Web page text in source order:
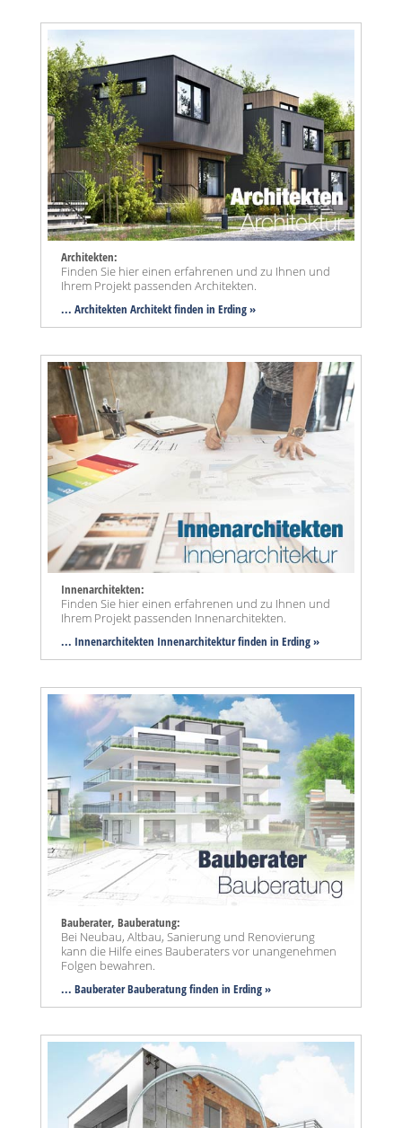
Architekten:
Finden Sie hier einen erfahrenen und zu Ihnen und
Ihrem Projekt passenden Architekten.
... Architekten Architekt finden in Erding »
Innenarchitekten:
Finden Sie hier einen erfahrenen und zu Ihnen und
Ihrem Projekt passenden Innenarchitekten.
... Innenarchitekten Innenarchitektur finden in Erding »
Bauberater, Bauberatung:
Bei Neubau, Altbau, Sanierung und Renovierung
kann die Hilfe eines Bauberaters vor unangenehmen
Folgen bewahren.
... Bauberater Bauberatung finden in Erding »